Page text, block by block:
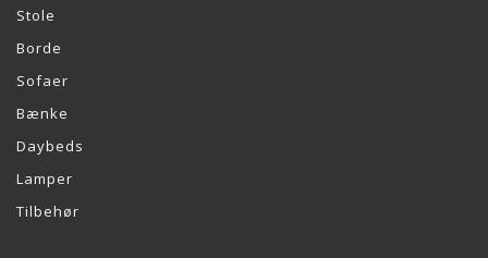
Stole
Borde
Sofaer
Bænke
Daybeds
Lamper
Tilbehør